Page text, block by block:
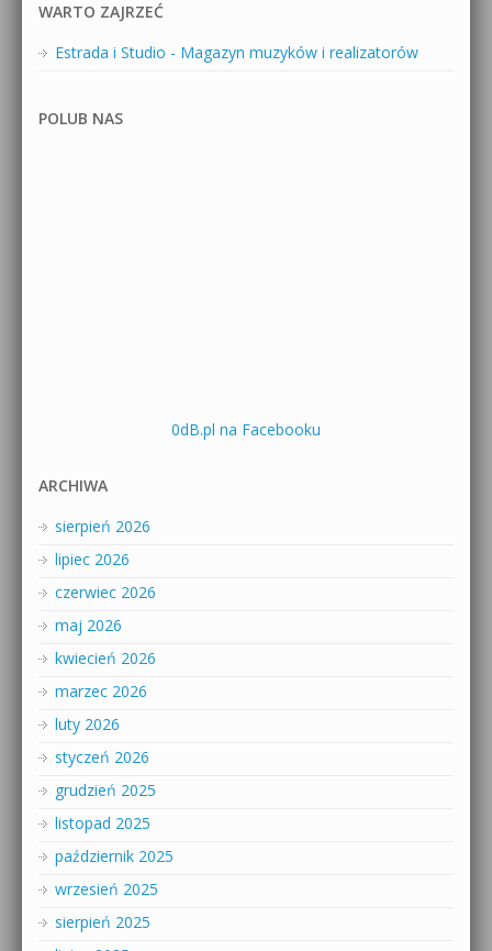
WARTO ZAJRZEĆ
Estrada i Studio - Magazyn muzyków i realizatorów
POLUB NAS
0dB.pl na Facebooku
ARCHIWA
sierpień 2026
lipiec 2026
czerwiec 2026
maj 2026
kwiecień 2026
marzec 2026
luty 2026
styczeń 2026
grudzień 2025
listopad 2025
październik 2025
wrzesień 2025
sierpień 2025